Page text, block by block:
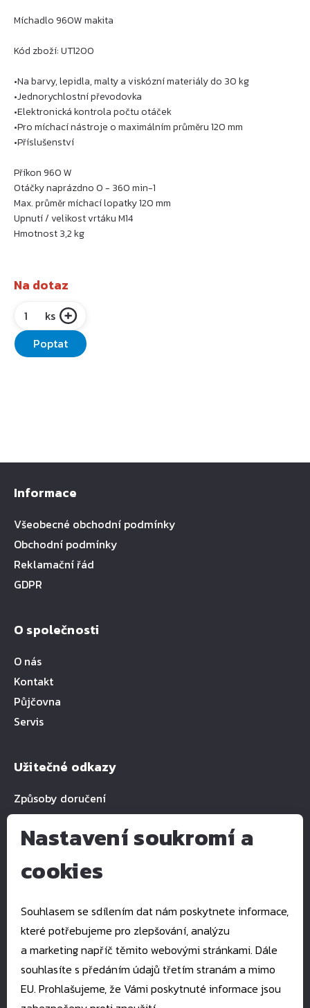
Míchadlo 960W makita
Kód zboží: UT1200
•Na barvy, lepidla, malty a viskózní materiály do 30 kg
•Jednorychlostní převodovka
•Elektronická kontrola počtu otáček
•Pro míchací nástroje o maximálním průměru 120 mm
•Příslušenství
Příkon 960 W
Otáčky naprázdno 0 - 360 min-1
Max. průměr míchací lopatky 120 mm
Upnutí / velikost vrtáku M14
Hmotnost 3,2 kg
Na dotaz
ks
Poptat
Informace
Všeobecné obchodní podmínky
Obchodní podmínky
Reklamační řád
GDPR
O společnosti
O nás
Kontakt
Půjčovna
Servis
Užitečné odkazy
Způsoby doručení
Kontakty
Tel.:
+420 777 993 939
Štefánikova 1512
760 01 Zlín
Nastavení soukromí a
cookies
Souhlasem se sdílením dat nám poskytnete informace,
které potřebujeme pro zlepšování, analýzu
a marketing napříč těmito webovými stránkami. Dále
souhlasíte s předáním údajů třetím stranám a mimo
EU. Prohlašujeme, že Vámi poskytnuté informace jsou